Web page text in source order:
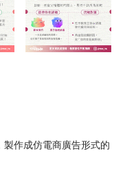
作成仿電商廣告形式的